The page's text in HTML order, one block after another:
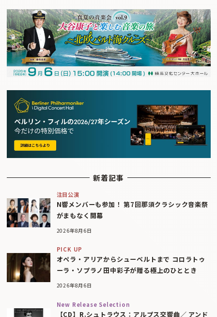
新着記事
注目公演
N響メンバーも参加！ 第7回那須クラシック音楽祭
がまもなく開幕
2026年8月6日
PICK UP
オペラ・アリアからシューベルトまで コロラトゥ
ーラ・ソプラノ田中彩子が贈る極上のひととき
2026年8月6日
New Release Selection
【CD】R.シュトラウス：アルプス交響曲／ アンド